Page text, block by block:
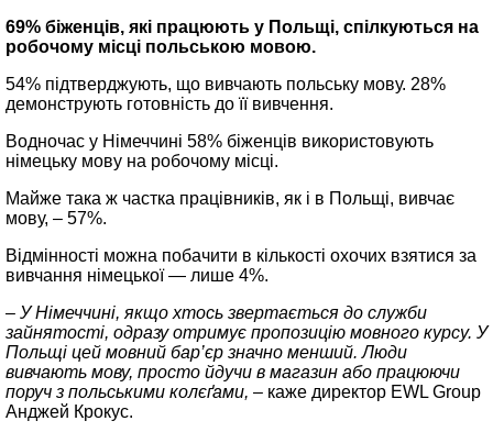
69% біженців, які працюють у Польщі, спілкуються на
робочому місці польською мовою.
54% підтверджують, що вивчають польську мову. 28%
демонструють готовність до її вивчення.
Водночас у Німеччині 58% біженців використовують
німецьку мову на робочому місці.
Майже така ж частка працівників, як і в Польщі, вивчає
мову, – 57%.
Відмінності можна побачити в кількості охочих взятися за
вивчання німецької — лише 4%.
– У Німеччині, якщо хтось звертається до служби
зайнятості, одразу отримує пропозицію мовного курсу. У
Польщі цей мовний бар’єр значно менший. Люди
вивчають мову, просто йдучи в магазин або працюючи
поруч з польськими колєґами, – каже директор EWL Group
Анджей Крокус.